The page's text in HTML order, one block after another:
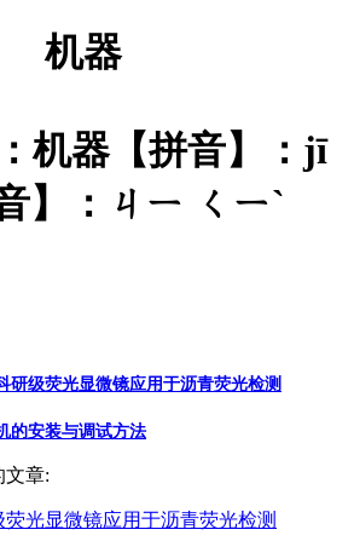
机器
机器【拼音】：jī
】：ㄐㄧ ㄑㄧˋ
研级荧光显微镜应用于沥青荧光检测
的安装与调试方法
文章:
荧光显微镜应用于沥青荧光检测